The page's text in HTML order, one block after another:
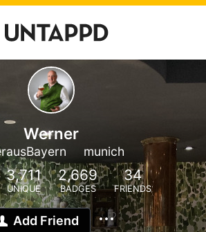
Werner
munich
3,711
UNIQUE
2,669
BADGES
34
FRIENDS
Add Friend